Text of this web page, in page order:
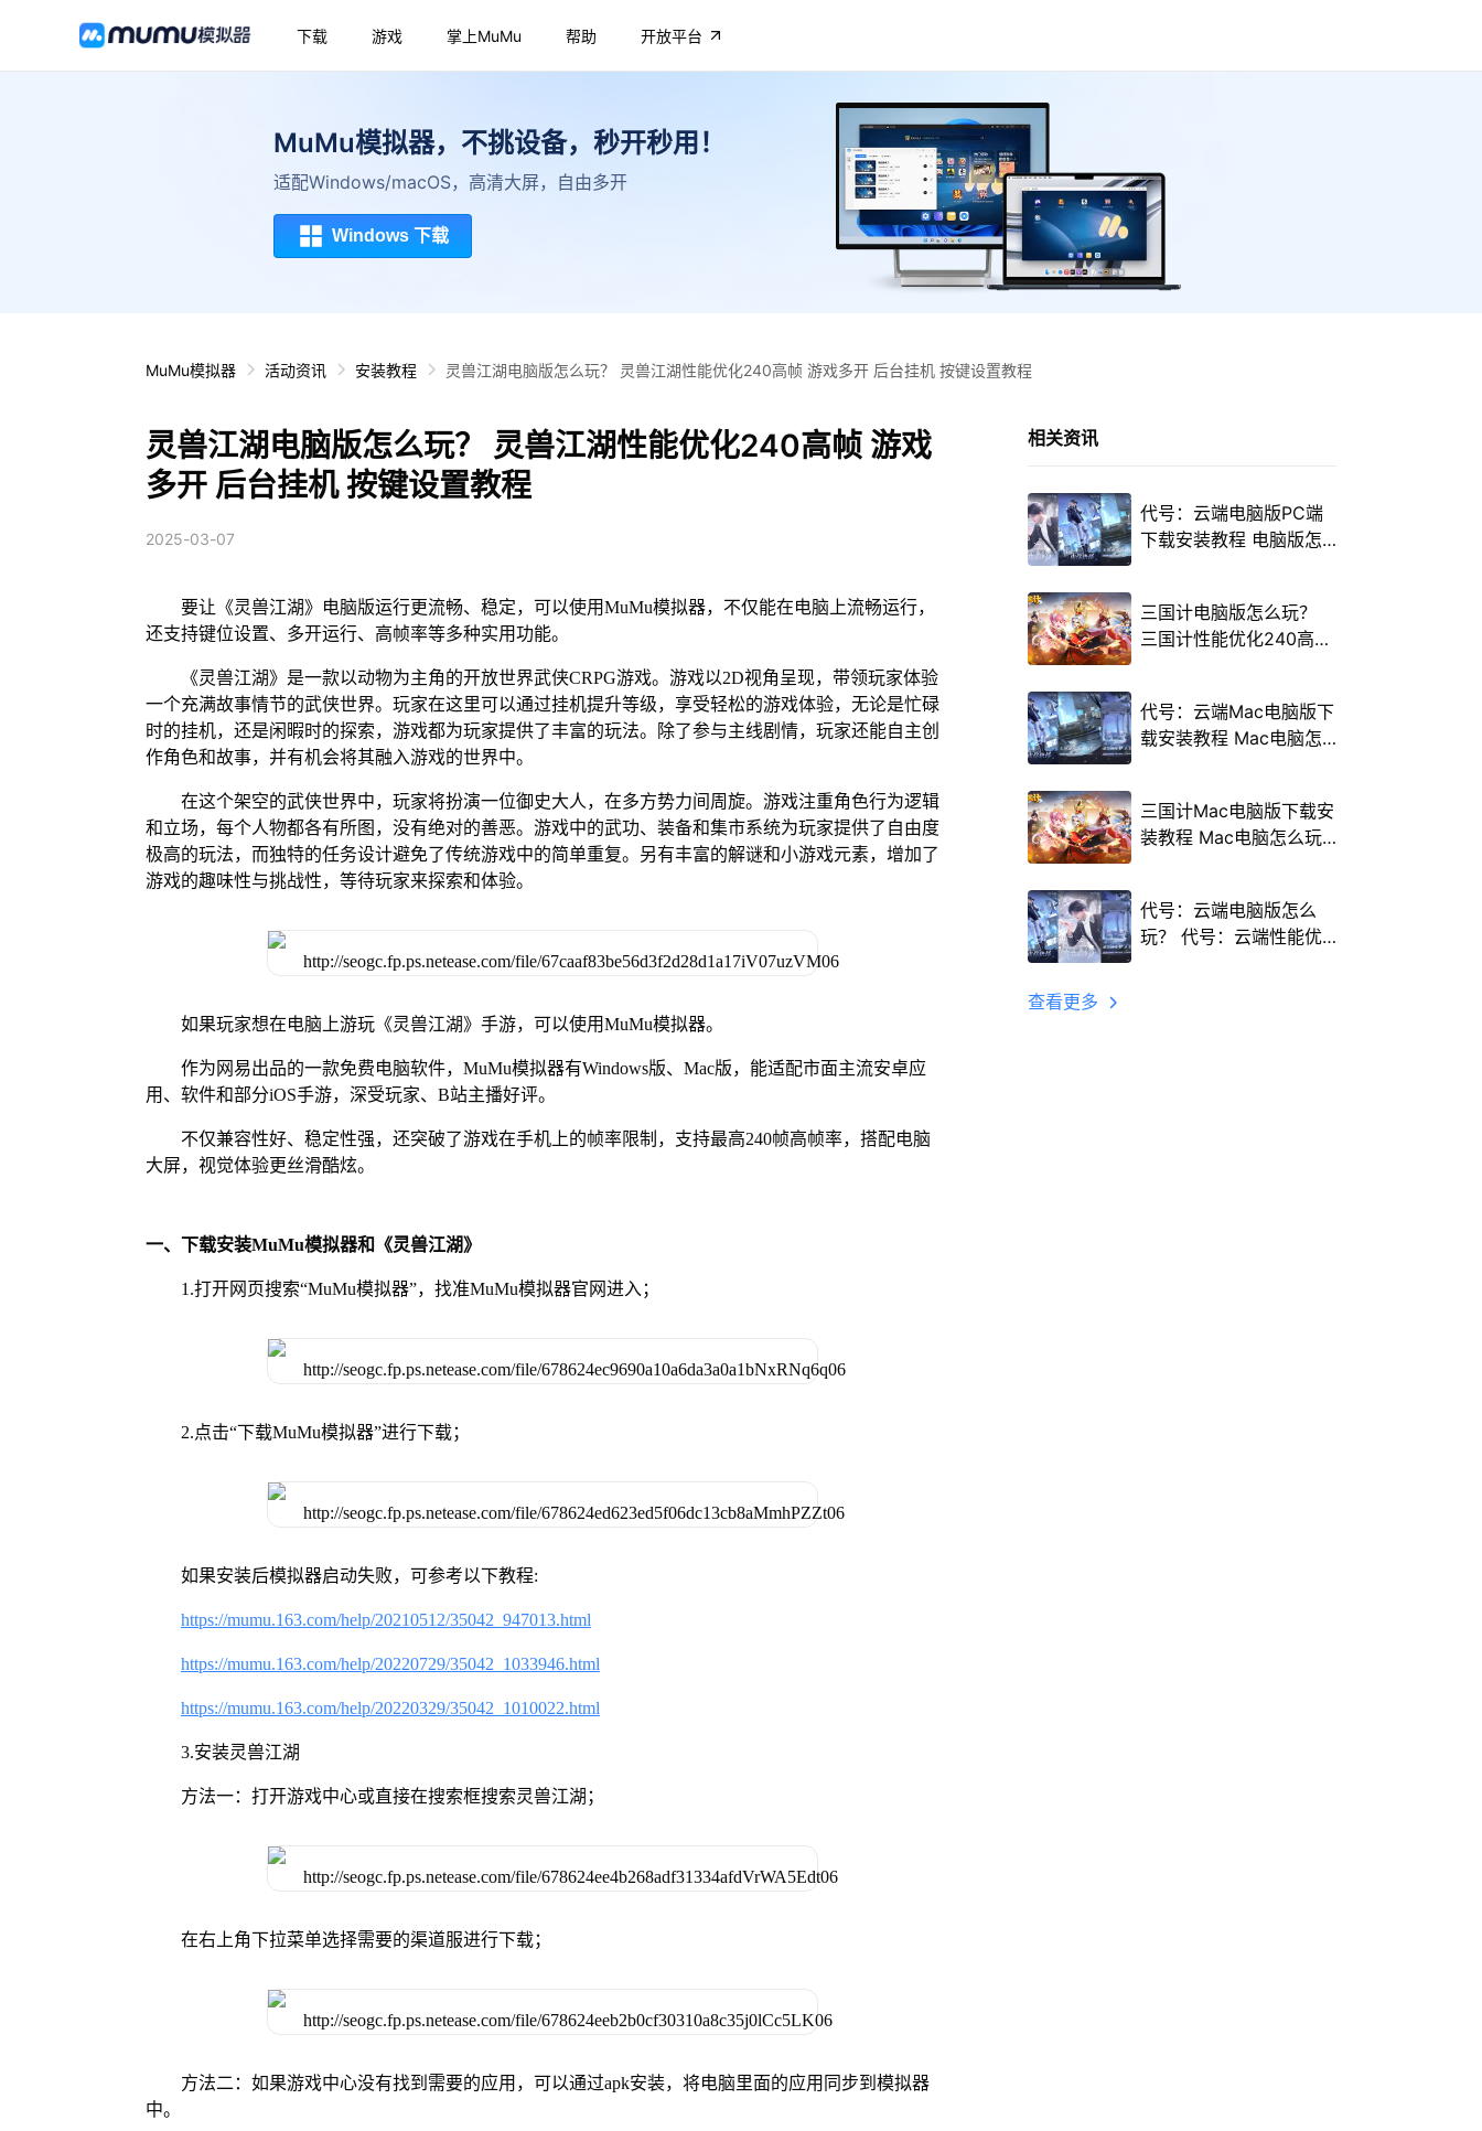
下载 游戏 掌上MuMu 帮助 开放平台
MuMu模拟器，不挑设备，秒开秒用！
适配Windows/macOS，高清大屏，自由多开
Windows 下载
MuMu模拟器 活动资讯 安装教程 灵兽江湖电脑版怎么玩？ 灵兽江湖性能优化240高帧 游戏多开 后台挂机 按键设置教程
灵兽江湖电脑版怎么玩？ 灵兽江湖性能优化240高帧 游戏
多开 后台挂机 按键设置教程
2025-03-07
要让《灵兽江湖》电脑版运行更流畅、稳定，可以使用MuMu模拟器，不仅能在电脑上流畅运行，
还支持键位设置、多开运行、高帧率等多种实用功能。
《灵兽江湖》是一款以动物为主角的开放世界武侠CRPG游戏。游戏以2D视角呈现，带领玩家体验
一个充满故事情节的武侠世界。玩家在这里可以通过挂机提升等级，享受轻松的游戏体验，无论是忙碌
时的挂机，还是闲暇时的探索，游戏都为玩家提供了丰富的玩法。除了参与主线剧情，玩家还能自主创
作角色和故事，并有机会将其融入游戏的世界中。
在这个架空的武侠世界中，玩家将扮演一位御史大人，在多方势力间周旋。游戏注重角色行为逻辑
和立场，每个人物都各有所图，没有绝对的善恶。游戏中的武功、装备和集市系统为玩家提供了自由度
极高的玩法，而独特的任务设计避免了传统游戏中的简单重复。另有丰富的解谜和小游戏元素，增加了
游戏的趣味性与挑战性，等待玩家来探索和体验。
如果玩家想在电脑上游玩《灵兽江湖》手游，可以使用MuMu模拟器。
作为网易出品的一款免费电脑软件，MuMu模拟器有Windows版、Mac版，能适配市面主流安卓应
用、软件和部分iOS手游，深受玩家、B站主播好评。
不仅兼容性好、稳定性强，还突破了游戏在手机上的帧率限制，支持最高240帧高帧率，搭配电脑
大屏，视觉体验更丝滑酷炫。
一、下载安装MuMu模拟器和《灵兽江湖》
1.打开网页搜索“MuMu模拟器”，找准MuMu模拟器官网进入；
2.点击“下载MuMu模拟器”进行下载；
如果安装后模拟器启动失败，可参考以下教程:
https://mumu.163.com/help/20210512/35042_947013.html
https://mumu.163.com/help/20220729/35042_1033946.html
https://mumu.163.com/help/20220329/35042_1010022.html
3.安装灵兽江湖
方法一：打开游戏中心或直接在搜索框搜索灵兽江湖；
在右上角下拉菜单选择需要的渠道服进行下载；
方法二：如果游戏中心没有找到需要的应用，可以通过apk安装，将电脑里面的应用同步到模拟器
中。
相关资讯
代号：云端电脑版PC端
下载安装教程 电脑版怎
三国计电脑版怎么玩？
三国计性能优化240高帧
代号：云端Mac电脑版下
载安装教程 Mac电脑怎
三国计Mac电脑版下载安
装教程 Mac电脑怎么玩
代号：云端电脑版怎么
玩？ 代号：云端性能优
查看更多